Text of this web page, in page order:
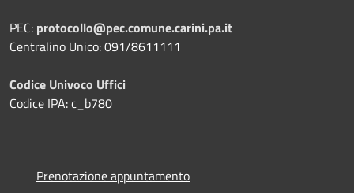
PEC: protocollo@pec.comune.carini.pa.it
Centralino Unico: 091/8611111
Codice Univoco Uffici
Codice IPA: c_b780
Prenotazione appuntamento